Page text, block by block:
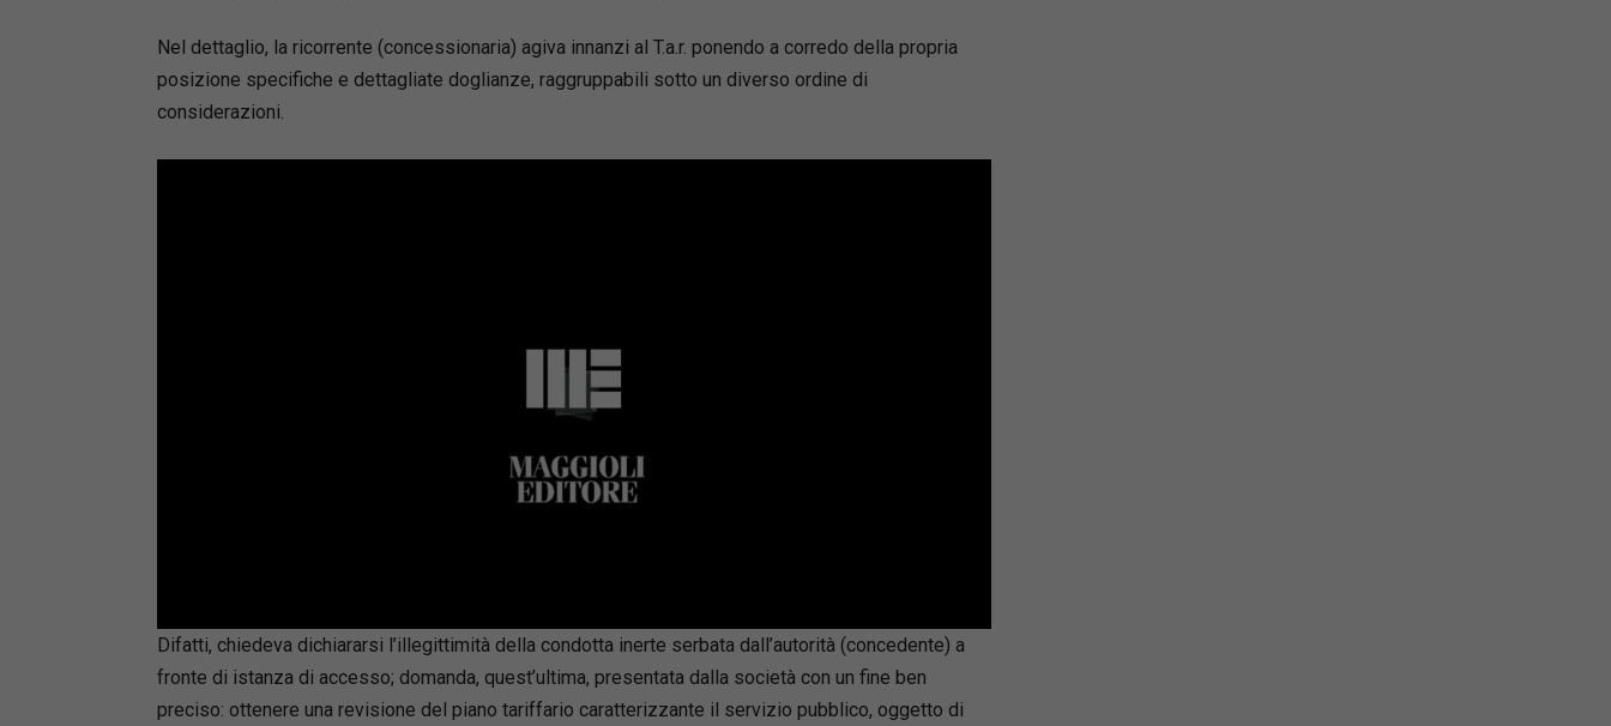
Nel dettaglio, la ricorrente (concessionaria) agiva innanzi al T.a.r. ponendo a corredo della propria
posizione specifiche e dettagliate doglianze, raggruppabili sotto un diverso ordine di
considerazioni.
Difatti, chiedeva dichiararsi l’illegittimità della condotta inerte serbata dall’autorità (concedente) a
fronte di istanza di accesso; domanda, quest’ultima, presentata dalla società con un fine ben
preciso: ottenere una revisione del piano tariffario caratterizzante il servizio pubblico, oggetto di